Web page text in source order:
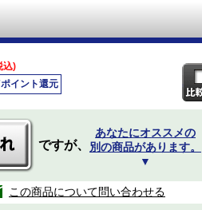
込)
イント還元
ですが、
あなたにオススメの
別の商品があります。
▼
この商品について問い合わせる